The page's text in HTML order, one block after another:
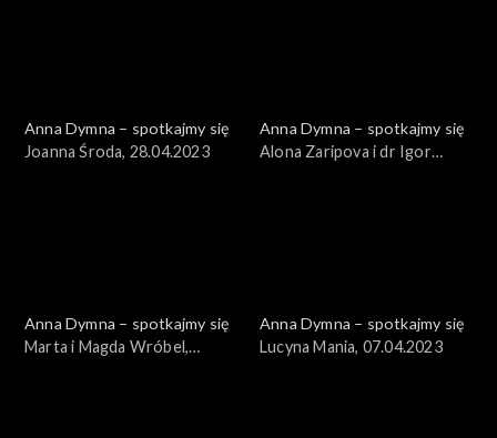
Anna Dymna – spotkajmy się
Joanna Środa, 28.04.2023
Anna Dymna – spotkajmy się
Alona Zaripova i dr Igor
Anna Dymna – spotkajmy się
Marta i Magda Wróbel,
Anna Dymna – spotkajmy się
Lucyna Mania, 07.04.2023